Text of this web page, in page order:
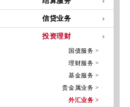
信贷业务
投资理财
国债服务 >
理财服务 >
基金服务 >
贵金属业务 >
外汇业务 >